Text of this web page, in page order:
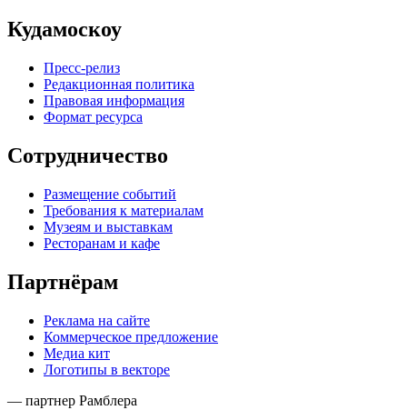
Кудамоскоу
Пресс-релиз
Редакционная политика
Правовая информация
Формат ресурса
Сотрудничество
Размещение событий
Требования к материалам
Музеям и выставкам
Ресторанам и кафе
Партнёрам
Реклама на сайте
Коммерческое предложение
Медиа кит
Логотипы в векторе
— партнер Рамблера